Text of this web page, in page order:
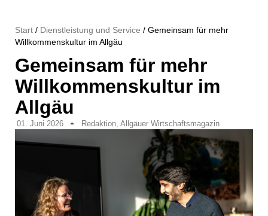
Start / Dienstleistung und Service / Gemeinsam für mehr
Willkommenskultur im Allgäu
Gemeinsam für mehr
Willkommenskultur im
Allgäu
01. Juni 2026 Redaktion, Allgäuer Wirtschaftsmagazin